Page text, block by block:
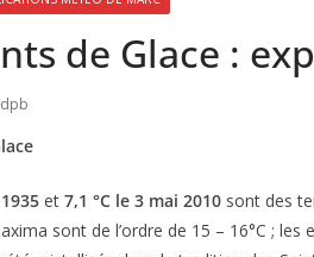
de Glace :
et 7,1 °C le 3 mai 2010 sont des
sont de l’ordre de 15 – 16°C ; les